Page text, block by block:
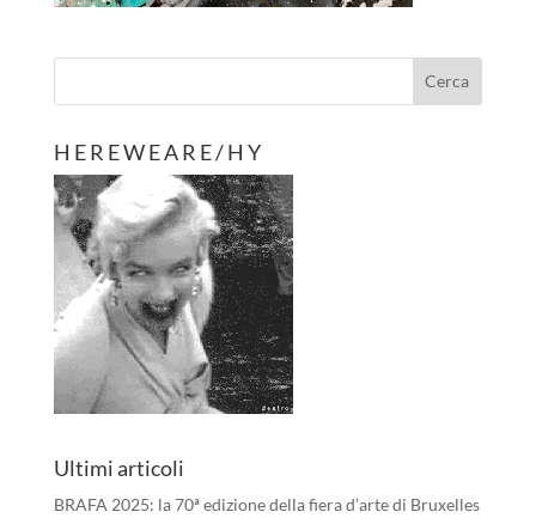
H E R E W E A R E / H Y
Ultimi articoli
BRAFA 2025: la 70ª edizione della fiera d’arte di Bruxelles